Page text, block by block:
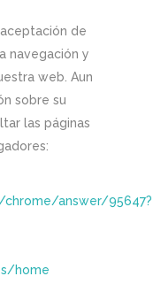
de
navegación y
web. Aun
sobre su
las páginas
answer/95647?
home